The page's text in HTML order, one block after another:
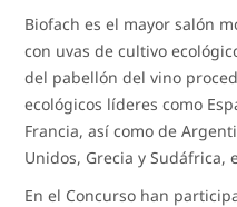
Biofach es el mayor salón
con uvas de cultivo
del pabellón del vino
ecológicos líderes como
Francia, así como de
Unidos, Grecia y Sudáfrica,
En el Concurso han